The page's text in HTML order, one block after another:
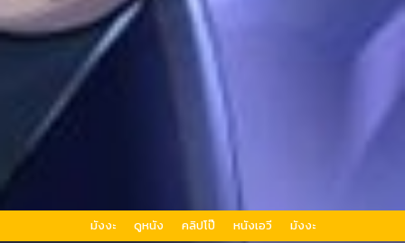
มังงะ ดูหนัง คลิปโป๊ หนังเอวี มังงะ